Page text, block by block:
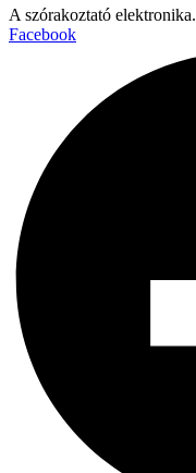
A szórakoztató elektronika.
Facebook